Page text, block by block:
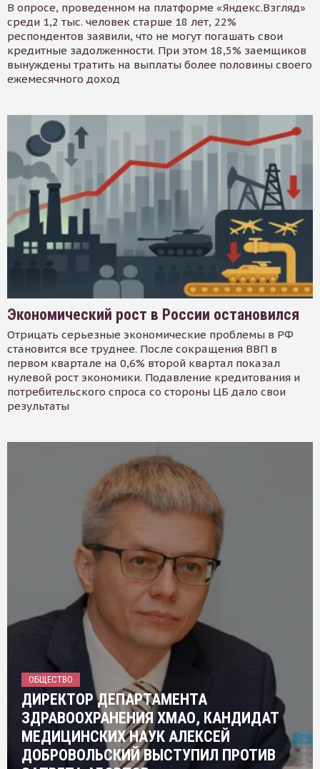
В опросе, проведенном на платформе «Яндекс.Взгляд»
среди 1,2 тыс. человек старше 18 лет, 22%
респондентов заявили, что не могут погашать свои
кредитные задолженности. При этом 18,5% заемщиков
вынуждены тратить на выплаты более половины своего
ежемесячного доход
Экономический рост в России остановился
Отрицать серьезные экономические проблемы в РФ
становится все труднее. После сокращения ВВП в
первом квартале на 0,6% второй квартал показал
нулевой рост экономики. Подавление кредитования и
потребительского спроса со стороны ЦБ дало свои
результаты
ОБЩЕСТВО
ДИРЕКТОР ДЕПАРТАМЕНТА
ЗДРАВООХРАНЕНИЯ ХМАО, КАНДИДАТ
МЕДИЦИНСКИХ НАУК АЛЕКСЕЙ
ДОБРОВОЛЬСКИЙ ВЫСТУПИЛ ПРОТИВ